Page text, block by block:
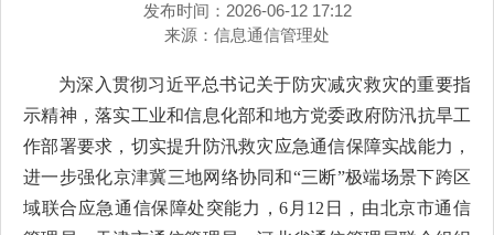
发布时间：2026-06-12 17:12
来源： 信息通信管理处
为深入贯彻习近平总书记关于防灾减灾救灾的重要指
示精神，落实工业和信息化部和地方党委政府防汛抗旱工
作部署要求，切实提升防汛救灾应急通信保障实战能力，
进一步强化京津冀三地网络协同和“三断”极端场景下跨区
域联合应急通信保障处突能力，6月12日，由北京市通信